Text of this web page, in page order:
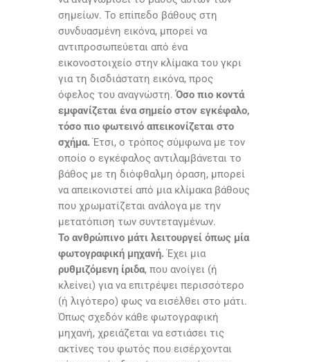
σημείων. Το επίπεδο βάθους στη
συνδυασμένη εικόνα, μπορεί να
αντιπροσωπεύεται από ένα
εικονοστοιχείο στην κλίμακα του γκρι
για τη δισδιάστατη εικόνα, προς
όφελος του αναγνώστη.Όσο πιο κοντά
εμφανίζεται ένα σημείο στον εγκέφαλο,
τόσο πιο φωτεινό απεικονίζεται στο
σχήμα.Έτσι, ο τρόπος σύμφωνα με τον
οποίο ο εγκέφαλος αντιλαμβάνεται το
βάθος με τη διόφθαλμη όραση, μπορεί
να απεικονιστεί από μια κλίμακα βάθους
που χρωματίζεται ανάλογα με την
μετατόπιση των συντεταγμένων.
Το ανθρώπινο μάτι λειτουργεί όπως μία
φωτογραφική μηχανή.Έχει μια
ρυθμιζόμενη ίριδα, που ανοίγει (ή
κλείνει) για να επιτρέψει περισσότερο
(ή λιγότερο) φως να εισέλθει στο μάτι.
Όπως σχεδόν κάθε φωτογραφική
μηχανή, χρειάζεται να εστιάσει τις
ακτίνες του φωτός που εισέρχονται